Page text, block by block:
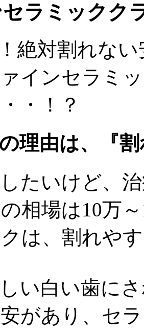
ラミックク
理由は、『
たいけど、
相場は10万
は、割れや
い白い歯に
があり、セ